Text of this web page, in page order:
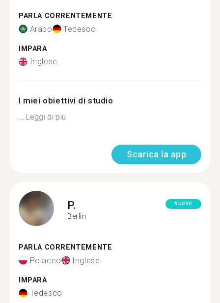
PARLA CORRENTEMENTE
Arabo Tedesco
IMPARA
Inglese
I miei obiettivi di studio
...Leggi di più
Scarica la app
P.
Berlin
NUOVO
PARLA CORRENTEMENTE
Polacco Inglese
IMPARA
Tedesco